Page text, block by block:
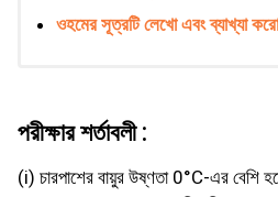
ওহমের সূত্রটি লেখাে এবং ব্যাখ্যা
পরীক্ষার শর্তাবলী :
(i) চারপাশের বায়ুর উষ্ণতা 0°C-এর বেশি